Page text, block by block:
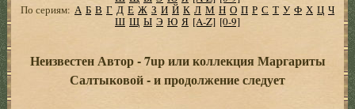
По сериям: А Б В Г Д Е Ж З И Й К Л М Н О П Р С Т У Ф Х Ц Ч
Ш Щ Ы Э Ю Я [A-Z] [0-9]
Неизвестен Автор - 7up или коллекция Маpгаpиты
Салтыковой - и пpодолжение следует